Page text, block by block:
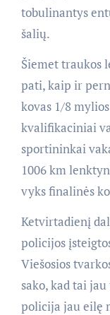
tobulinantys
šalių.
Šiemet traukos
pati, kaip ir
kovas 1/8
kvalifikaciniai
sportininkai
1006 km
vyks finalinės
Ketvirtadienį
policijos
Viešosios
sako, kad tai
policija jau eilę